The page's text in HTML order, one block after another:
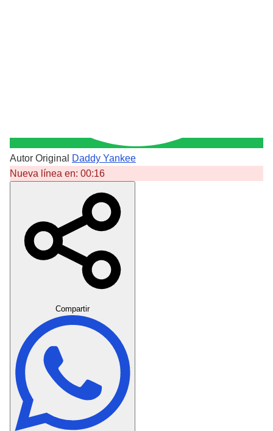
Autor Original
Daddy Yankee
Nueva línea en: 00:16
Compartir